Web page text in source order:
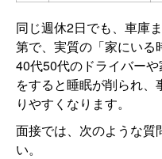
同じ週休2日でも、車庫
第で、実質の「家にいる
40代50代のドライバー
をすると睡眠が削られ
りやすくなります。
面接では、次のような質
い。